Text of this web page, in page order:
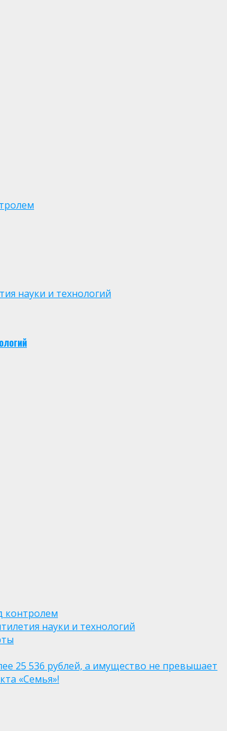
науки и технологий
контролем
науки и технологий
25 536 рублей, а имущество не превышает
«Семья»!